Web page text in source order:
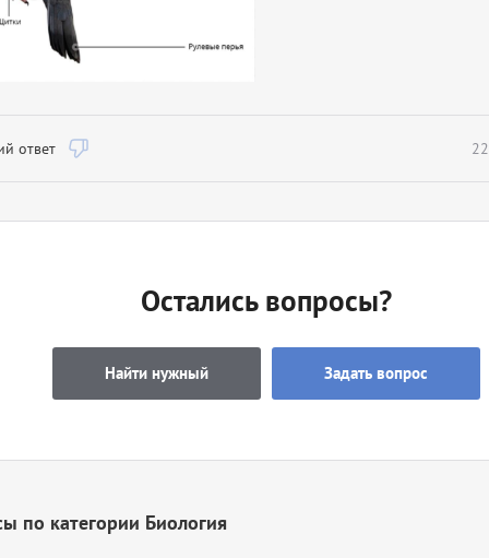
ответ
Остались вопросы?
Найти нужный Задать вопрос
по категории Биология